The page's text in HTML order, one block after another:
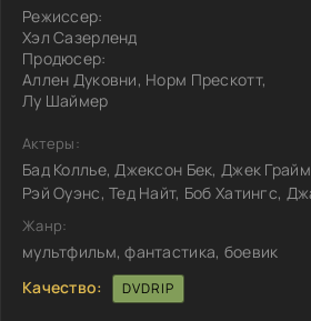
Режиссер:
Хэл Сазерленд
Продюсер:
Аллен Дуковни, Норм Прескотт,
Лу Шаймер
Актеры:
Бад Коллье, Джексон Бек, Джек
Рэй Оуэнс, Тед Найт, Боб Хатингс,
Жанр:
мультфильм, фантастика, боевик
Качество:
DVDRIP